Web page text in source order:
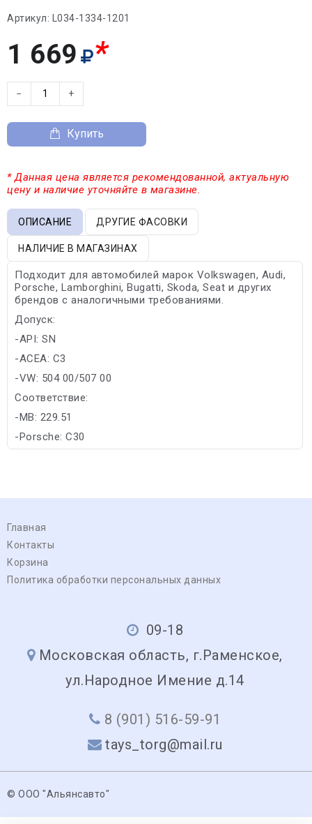
Артикул: L034-1334-1201
1 669 *
− +
Купить
* Данная цена является рекомендованной, актуальную
цену и наличие уточняйте в магазине.
ОПИСАНИЕ ДРУГИЕ ФАСОВКИ
НАЛИЧИЕ В МАГАЗИНАХ
Подходит для автомобилей марок Volkswagen, Audi,
Porsche, Lamborghini, Bugatti, Skoda, Seat и других
брендов с аналогичными требованиями.
Допуск:
-API: SN
-ACEA: C3
-VW: 504 00/507 00
Соответствие:
-MB: 229.51
-Porsche: C30
Главная
Контакты
Корзина
Политика обработки персональных данных
09-18
Московская область, г.Раменское,
ул.Народное Имение д.14
8 (901) 516-59-91
tays_torg@mail.ru
© ООО "Альянсавто"